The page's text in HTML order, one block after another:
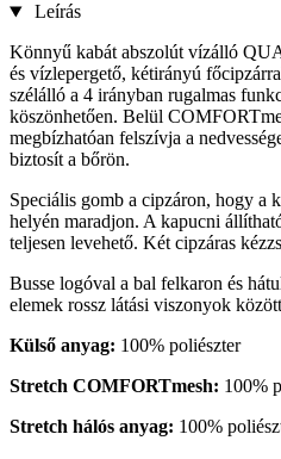
Leírás
Könnyű kabát abszolút vízálló
és vízlepergető, kétirányú
szélálló a 4 irányban rugalmas
köszönhetően. Belül
megbízhatóan felszívja a
biztosít a bőrön.
Speciális gomb a cipzáron, hogy a
helyén maradjon. A kapucni
teljesen levehető. Két cipzáras
Busse logóval a bal felkaron és
elemek rossz látási viszonyok
Külső anyag: 100% poliészter
Stretch COMFORTmesh: 100%
Stretch hálós anyag: 100%